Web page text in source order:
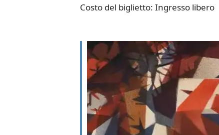
Costo del biglietto: Ingresso libero